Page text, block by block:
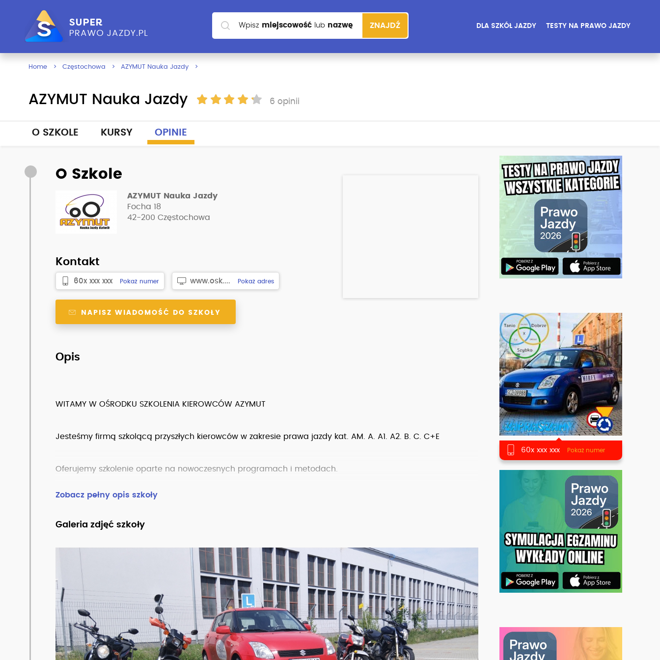
DLA SZKÓŁ JAZDY TESTY NA PRAWO JAZDY
Wpisz miejscowość lub nazwę
szkoły
ZNAJDŹ
Home Częstochowa AZYMUT Nauka Jazdy
AZYMUT Nauka Jazdy 6 opinii
O SZKOLE KURSY OPINIE
60x xxx xxx Pokaż numer
O Szkole
AZYMUT Nauka Jazdy
Focha 18
42-200 Częstochowa
Kontakt
60x xxx xxx Pokaż numer www.osk.... Pokaż adres
NAPISZ WIADOMOŚĆ DO SZKOŁY
Opis
WITAMY W OŚRODKU SZKOLENIA KIEROWCÓW AZYMUT
Jesteśmy firmą szkolącą przyszłych kierowców w zakresie prawa jazdy kat. AM. A. A1. A2. B. C. C+E
Oferujemy szkolenie oparte na nowoczesnych programach i metodach.
Możliwość prowadzenia zajęć w godzinach dogodnych dla kursanta.
Zapewniamy gratisowe pomoce naukowe.
Szkolenie na pojazdach stosowanych w WORD Częstochowa.
Cena kursu rozłożona w trakcie kursu na raty bez oprocentowania.
Zobacz pełny opis szkoły
Galeria zdjęć szkoły